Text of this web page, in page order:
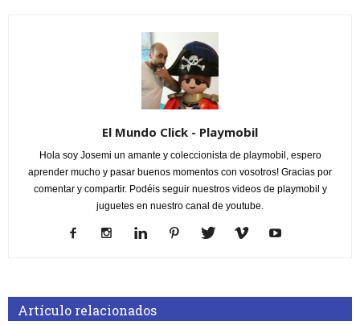
El Mundo Click - Playmobil
Hola soy Josemi un amante y coleccionista de playmobil, espero
aprender mucho y pasar buenos momentos con vosotros! Gracias por
comentar y compartir. Podéis seguir nuestros videos de playmobil y
juguetes en nuestro canal de youtube.
Artículo relacionados